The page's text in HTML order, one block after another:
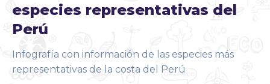
especies representativas del
Perú
Infografía con información de las especies más
representativas de la costa del Perú